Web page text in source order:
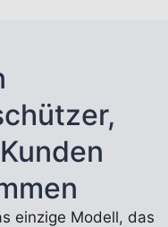
einzige Modell, das